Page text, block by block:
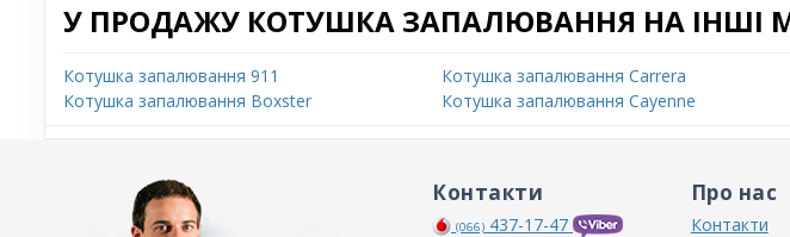
У ПРОДАЖУ КОТУШКА ЗАПАЛЮВАННЯ НА ІНШІ
Котушка запалювання 911
Котушка запалювання Boxster
Котушка запалювання Carrera
Котушка запалювання Cayenne
Контакти
(066) 437-17-47
Про нас
Контакти